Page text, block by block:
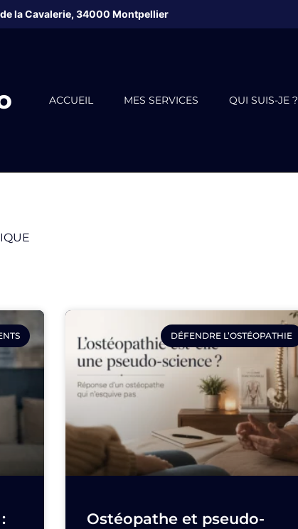
la Cavalerie, 34000 Montpellier
ACCUEIL MES SERVICES QUI SUIS-JE ?
DÉFENDRE L’OSTÉOPATHIE
Ostéopathe et pseudo-